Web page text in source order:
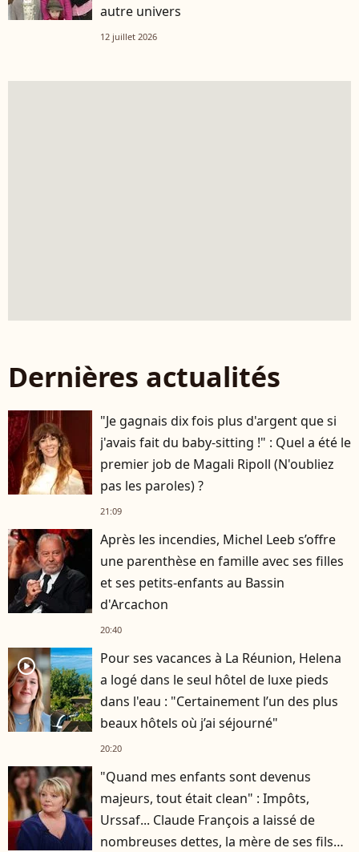
autre univers
12 juillet 2026
Dernières actualités
"Je gagnais dix fois plus d'argent que si
j'avais fait du baby-sitting !" : Quel a été le
premier job de Magali Ripoll (N'oubliez
pas les paroles) ?
21:09
Après les incendies, Michel Leeb s’offre
une parenthèse en famille avec ses filles
et ses petits-enfants au Bassin
d'Arcachon
20:40
player2
Pour ses vacances à La Réunion, Helena
a logé dans le seul hôtel de luxe pieds
dans l'eau : "Certainement l’un des plus
beaux hôtels où j’ai séjourné"
20:20
"Quand mes enfants sont devenus
majeurs, tout était clean" : Impôts,
Urssaf... Claude François a laissé de
nombreuses dettes, la mère de ses fils